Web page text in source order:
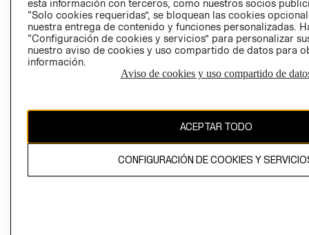
El contenido de esta página web está protegido por copyright y es
esta información con terceros, como nuestros socios
“Solo cookies requeridas”, se bloquean las cookies
nuestra entrega de contenido y funciones personalizadas.
“Configuración de cookies y servicios” para personalizar
nuestro aviso de cookies y uso compartido de datos para
información.
Aviso de cookies y uso compartido de
ACEPTAR TODO
CONFIGURACIÓN DE COOKIES Y